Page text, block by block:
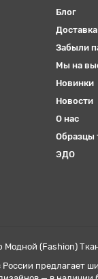
Блог
Забыли
Мы на
Новинки
Новости
О нас
Образцы
ЭДО
(Fashion)
предлагает